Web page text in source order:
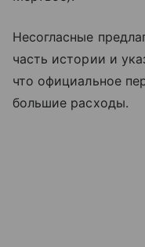
Несогласные
часть истории и
что официальное
большие расходы.